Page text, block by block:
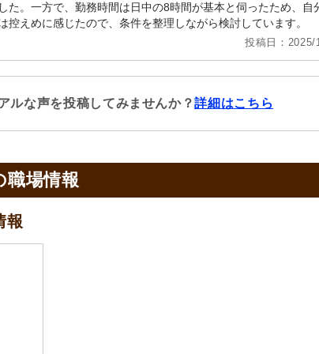
た。一方で、勤務時間は日中の8時間が基本と伺ったため、自
えめに感じたので、条件を整理しながら検討しています。
投稿日：2025/
ルな声を投稿してみませんか？詳細はこちら
職場情報
報